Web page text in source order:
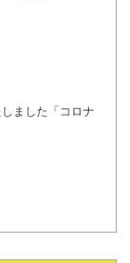
ました「コロナ